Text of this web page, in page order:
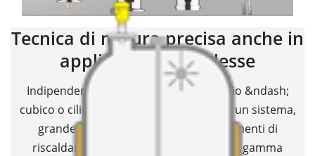
Tecnica di misura precisa anche in
applicazioni complesse
Indipendentemente dal tipo di serbatoio &ndash;
cubico o cilindrico, isolato o integrato in un sistema,
grande, piccolo o con agitatori ed elementi di
riscaldamento &ndash; VEGA offre una gamma